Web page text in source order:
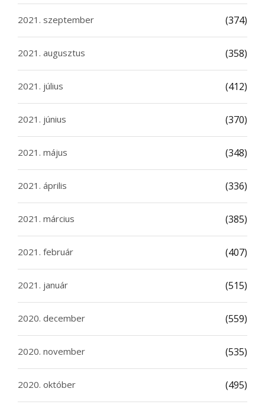
2021. szeptember (374)
2021. augusztus (358)
2021. július (412)
2021. június (370)
2021. május (348)
2021. április (336)
2021. március (385)
2021. február (407)
2021. január (515)
2020. december (559)
2020. november (535)
2020. október (495)